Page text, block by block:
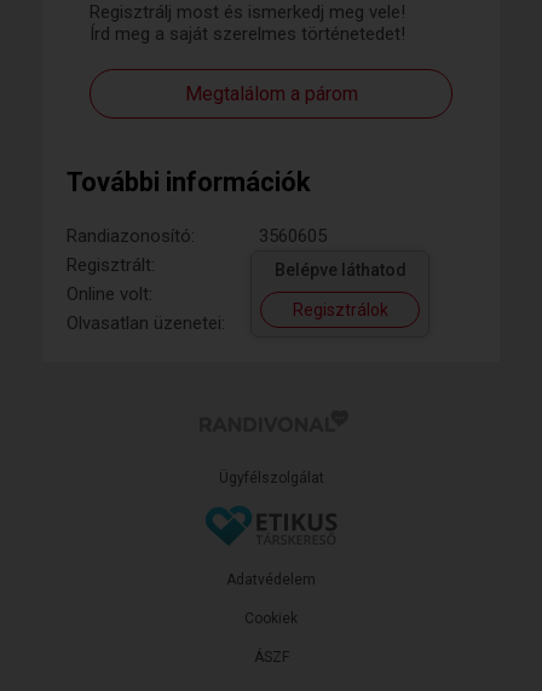
Regisztrálj most és ismerkedj meg vele!
Írd meg a saját szerelmes történetedet!
Megtalálom a párom
További információk
Randiazonosító:
3560605
Regisztrált:
Online volt:
Olvasatlan üzenetei:
Belépve láthatod
Regisztrálok
Ügyfélszolgálat
ÁSZF
Adatvédelem
Cookiek